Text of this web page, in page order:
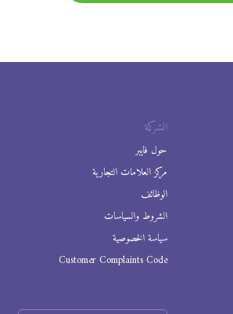
الشركة
حول فايبر
مركز العلامات التجارية
الوظائف
الشروط والسياسات
سياسة الخصوصية
Customer Complaints Code